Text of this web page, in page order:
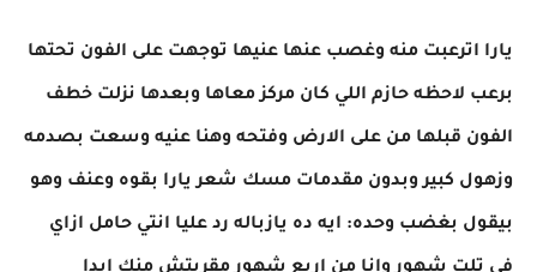
يارا اترعبت منه وغصب عنها عنيها توجهت على الفون تحتها
برعب لاحظه حازم اللي كان مركز معاها وبعدها نزلت خطف
الفون قبلها من على الارض وفتحه وهنا عنيه وسعت بصدمه
وزهول كبير وبدون مقدمات مسك شعر يارا بقوه وعنف وهو
بيقول بغضب وحده: ايه ده يازباله رد عليا انتي حامل ازاي